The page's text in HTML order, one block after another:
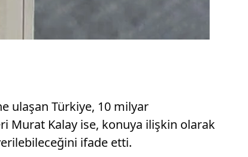
ulaşan Türkiye, 10 milyar
Murat Kalay ise, konuya ilişkin olarak
ifade etti.